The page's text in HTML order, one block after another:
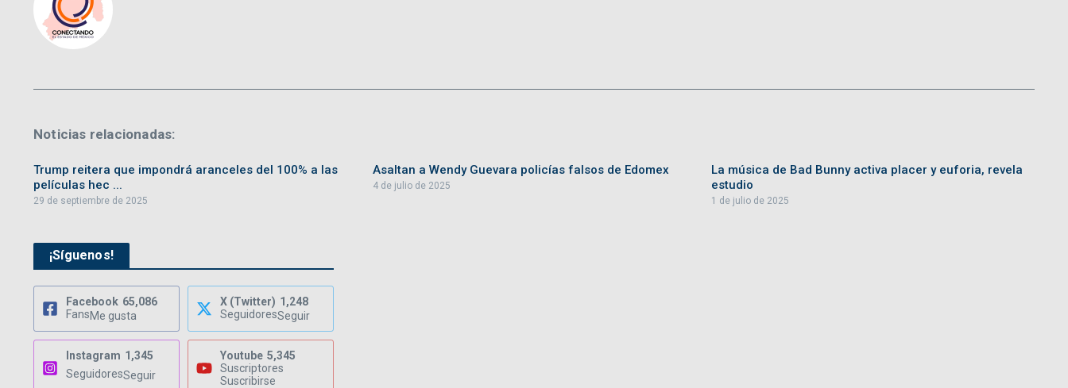
Noticias relacionadas:
Trump reitera que impondrá aranceles del 100% a las
películas hec ...
29 de septiembre de 2025
Asaltan a Wendy Guevara policías falsos de Edomex
4 de julio de 2025
La música de Bad Bunny activa placer y euforia, revela
estudio
1 de julio de 2025
¡Síguenos!
Facebook 65,086
FansMe gusta
X (Twitter) 1,248
SeguidoresSeguir
Instagram 1,345
SeguidoresSeguir
Youtube 5,345
Suscriptores
Suscribirse